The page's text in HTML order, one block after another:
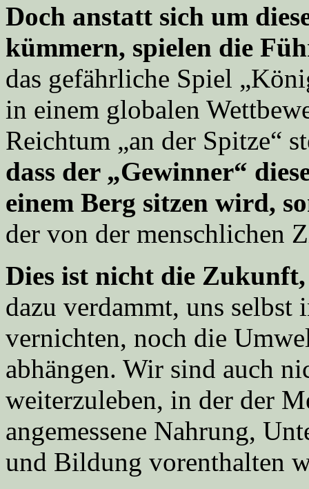
Doch anstatt sich um
kümmern, spielen die
das gefährliche Spiel
in einem globalen
Reichtum „an der Spitze“
dass der „Gewinner“
einem Berg sitzen wird,
der von der menschlichen
Dies ist nicht die Zukunft,
dazu verdammt, uns
vernichten, noch die
abhängen. Wir sind auch
weiterzuleben, in der der
angemessene Nahrung,
und Bildung vorenthalten